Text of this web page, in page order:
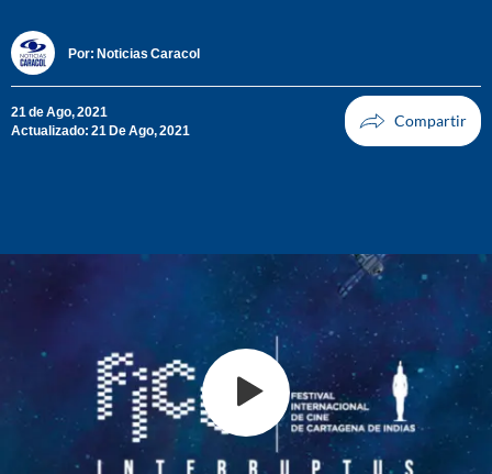
Por: Noticias Caracol
21 de Ago, 2021
Actualizado: 21 De Ago, 2021